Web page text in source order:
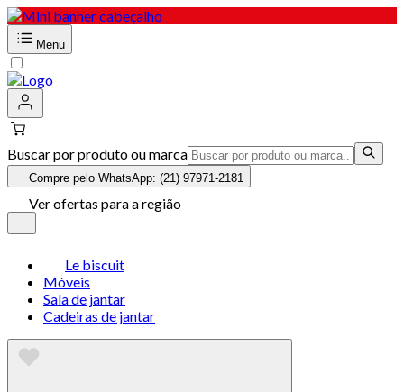
Menu
Buscar por produto ou marca
Compre pelo WhatsApp: (21) 97971-2181
Ver ofertas para a região
Le biscuit
Móveis
Sala de jantar
Cadeiras de jantar